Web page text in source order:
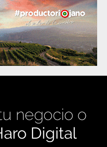
negocio o
Digital